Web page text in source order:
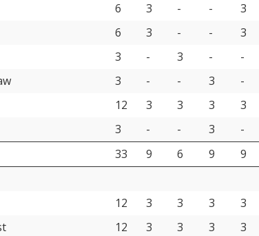
6 3 - -
3
6 3 - -
3
3 - 3 -
-
3 - - 3
-
12 3 3 3
3
3 - - 3
-
33 9 6 9
9
12 3 3 3
3
12 3 3 3
3